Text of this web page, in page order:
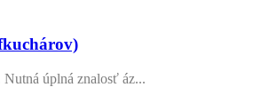
úplná znalosť áz...